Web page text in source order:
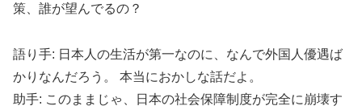
策、誰が望んでるの？
語り手: 日本人の生活が第一なのに、なんで外国人優遇ば
かりなんだろう。 本当におかしな話だよ。
助手: このままじゃ、日本の社会保障制度が完全に崩壊す